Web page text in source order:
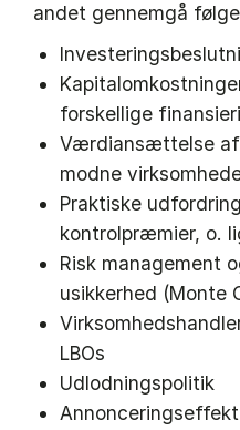
andet gennemgå
forskellige
Værdiansættelse
modne
Praktiske
kontrolpræmier, o.
Risk management
usikkerhed (Monte
LBOs
Udlodningspolitik